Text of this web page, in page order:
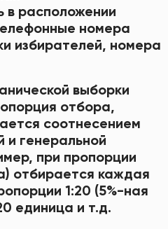
в расположении
номера
избирателей, номера
выборки
отбора,
соотнесением
и генеральной
при пропорции
отбирается каждая
1:20 (5%-ная
единица и т.д.